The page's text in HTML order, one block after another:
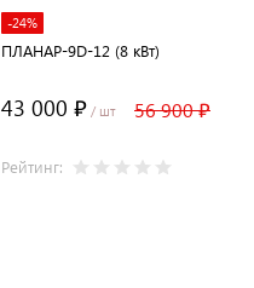
-24%
ПЛАНАР-9D-12 (8 кВт)
43 000 ₽ / шт 56 900 ₽
Рейтинг: